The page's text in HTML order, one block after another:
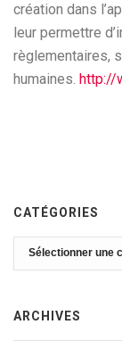
création dans
leur permettre
règlementaires,
humaines. http://
CATÉGORIES
Catégories
ARCHIVES